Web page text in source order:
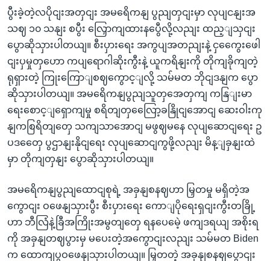
ပွီးခဲ့တဲ့လပိုငျးအတှငျး အမရေိကနျ ပွညျတှငျးမှာ လုပျငနျးအ
သဈ ၁၀ သနျး စပွီး လြှောကျထားနပွေီလို့လညျး ထည့ျသှငျး
ပွောဆိုသှားပါတယျ။ စီးပှားရေး အကွပျအတညျးနဲ့ ငှကွေေးဖေါ
ငျးပှမှုတှဟော ကပျရောဂါဆိုးကွီးနဲ့ ယူကရိနျးကို တိုကျခိုကျတဲ့
ရုရှားတဲ့ ကြုးကြောျစဈကွောင့ျလို့ သမ်မတ ဘိုငျဒနျက ပွော
ဆိုသှားပါတယျ။ အမရေိကနျပွညျသူတှအေတှကျ ကနြျးမာ
ရေးစောင့ျရှောကျမှု စရိတျတှလြေော့ခနြိုငျအောငျ ဆေးဝါးကု
နျကစြရိတျတှေ သကျသာအောငျ မဖွဈမနေ လုပျဆောငျရေး ဥ
ပဒတှေေ ပွဌာနျးနိုငျရေး လုပျဆောငျကွဖို့လညျး မိန့ျခှနျးထဲ
မှာ တိုကျတှနျး ပွောဆိုသှားပါတယျ။
အမရေိကနျပွညျထောငျစုရဲ့ အခှနျစနဈဟာ မြှတမှု မရှိတဲ့အ
ကွောငျး ဝဖေနျသှားပွီး စီးပှားရေး ကောျပိုရေးရှငျးကွီးတခြို့
ဟာ ဘီလြံနဲ့ခြီအကြိုးအမွတျတှေ ရနပေမေဲ့ ဖကျဒရယျ အစိုးရ
ကို အခှနျတဈပွားမှ မပေးတဲ့အကွောငျးလညျး သမ်မတ Biden
က ထောကျပွဝဖေနျသှားပါတယျ။ မြှတတဲ့ အခှနျစနဈပွောငျး